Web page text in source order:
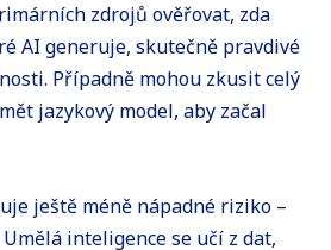
zdrojů ověřovat, zda
AI generuje, skutečně pravdivé
Případně mohou zkusit celý
jazykový model, aby začal
ještě méně nápadné riziko –
Umělá inteligence se učí z dat,